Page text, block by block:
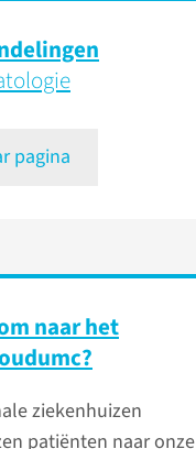
pagina
naar het
ziekenhuizen
patiënten naar onze